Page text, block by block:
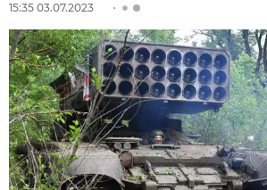
15:35 03.07.2023